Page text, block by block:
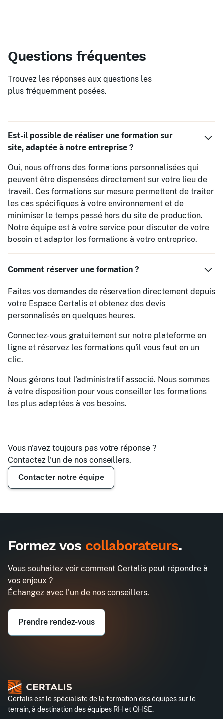
Questions fréquentes
Trouvez les réponses aux questions les
plus fréquemment posées.
Est-il possible de réaliser une formation sur
site, adaptée à notre entreprise ?
Oui, nous offrons des formations personnalisées qui
peuvent être dispensées directement sur votre lieu de
travail. Ces formations sur mesure permettent de traiter
les cas spécifiques à votre environnement et de
minimiser le temps passé hors du site de production.
Notre équipe est à votre service pour discuter de votre
besoin et adapter les formations à votre entreprise.
Comment réserver une formation ?
Faites vos demandes de réservation directement depuis
votre Espace Certalis et obtenez des devis
personnalisés en quelques heures.
Connectez-vous gratuitement sur notre plateforme en
ligne et réservez les formations qu'il vous faut en un
clic.
Nous gérons tout l'administratif associé. Nous sommes
à votre disposition pour vous conseiller les formations
les plus adaptées à vos besoins.
Vous n'avez toujours pas votre réponse ?
Contactez l'un de nos conseillers.
Contacter notre équipe
Formez vos collaborateurs.
Vous souhaitez voir comment Certalis peut répondre à
vos enjeux ?
Échangez avec l'un de nos conseillers.
Prendre rendez-vous
Certalis est le spécialiste de la formation des équipes sur le
terrain, à destination des équipes RH et QHSE.